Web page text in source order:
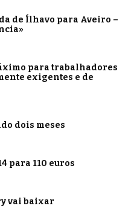
de Ílhavo para Aveiro –
para trabalhadores
exigentes e de
dois meses
para 110 euros
vai baixar